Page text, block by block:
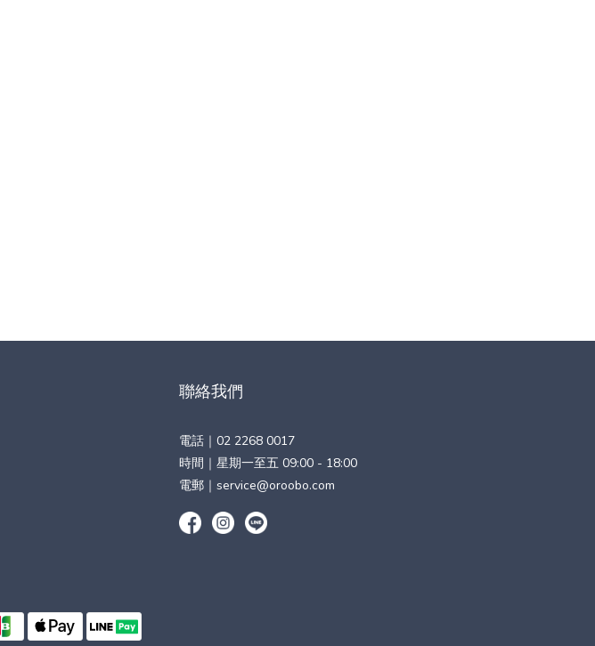
聯絡我們
電話｜ 02 2268 0017
時間｜星期一至五 09:00 - 18:00
電郵｜ service@oroobo.com